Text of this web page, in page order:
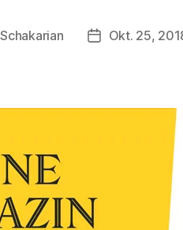
Okt. 25,